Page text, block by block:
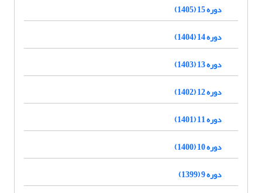
دوره 15 (1405)
دوره 14 (1404)
دوره 13 (1403)
دوره 12 (1402)
دوره 11 (1401)
دوره 10 (1400)
دوره 9 (1399)